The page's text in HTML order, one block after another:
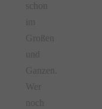
schon
im
Großen
und
Ganzen.
Wer
noch